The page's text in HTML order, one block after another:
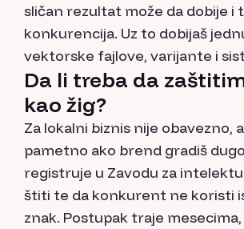
sličan rezultat može da dobije i
konkurencija. Uz to dobijaš
vektorske fajlove, varijante i
Da li treba da
kao žig?
Za lokalni biznis nije obavezno,
pametno ako brend gradiš
registruje u Zavodu za
štiti te da konkurent ne koristi
znak. Postupak traje